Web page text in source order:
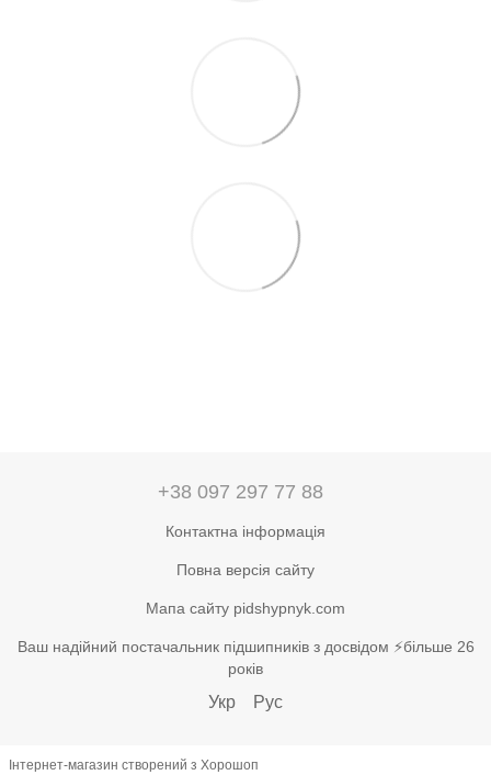
+38 097 297 77 88
Контактна інформація
Повна версія сайту
Мапа сайту pidshypnyk.com
Ваш надійний постачальник підшипників з досвідом ⚡більше 26
років
Укр Рус
Інтернет-магазин створений з Хорошоп